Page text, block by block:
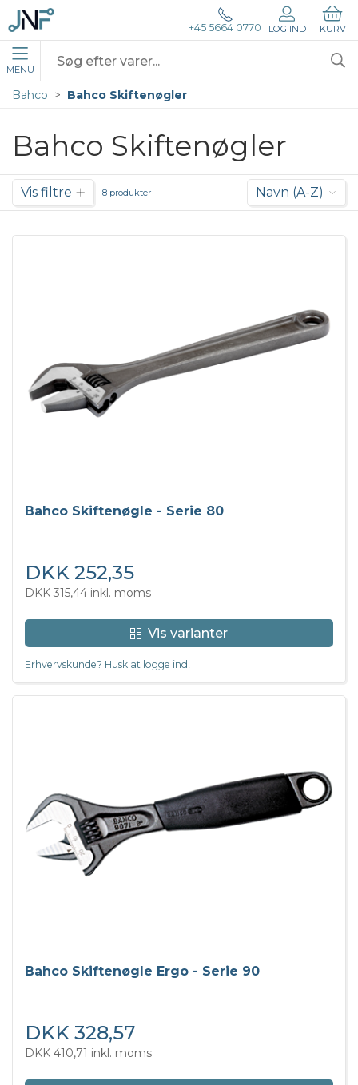
+45 5664 0770 LOG IND KURV
MENU
Bahco Bahco Skiftenøgler
Bahco Skiftenøgler
Vis filtre 8 produkter Navn (A-Z)
Bahco Skiftenøgle - Serie 80
DKK 252,35
DKK 315,44 inkl. moms
Vis varianter
Erhvervskunde? Husk at logge ind!
Bahco Skiftenøgle Ergo - Serie 90
DKK 328,57
DKK 410,71 inkl. moms